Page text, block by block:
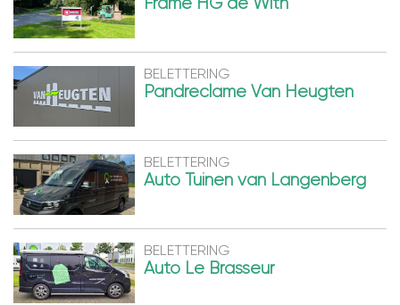
BELETTERING
Pandreclame Van Heugten
BELETTERING
Auto Tuinen van Langenberg
BELETTERING
Auto Le Brasseur